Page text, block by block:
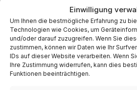
Einwilligung
Um Ihnen die bestmögliche Erfahrung zu
Technologien wie Cookies, um
und/oder darauf zuzugreifen. Wenn Sie
zustimmen, können wir Daten wie Ihr
IDs auf dieser Website verarbeiten. Wenn
Ihre Zustimmung widerrufen, kann dies
Funktionen beeinträchtigen.
September 2024
August 2024
Juli 2024
Juni 2024
Mai 2024